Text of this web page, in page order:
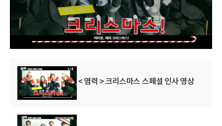
w
＜염력＞크리스마스 스페셜 인사 영상